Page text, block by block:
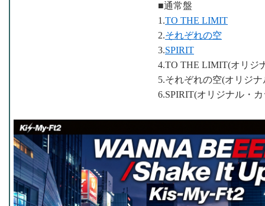
■通常盤
1.TO THE LIMIT
2.それぞれの空
3.SPIRIT
4.TO THE LIMIT(オリジ
5.それぞれの空(オリジ
6.SPIRIT(オリジナル・